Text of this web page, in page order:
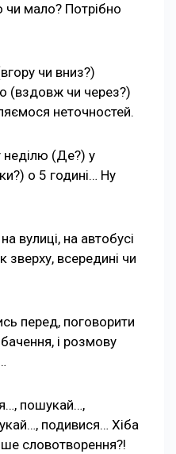
чи мало? Потрібно
чи вниз?)
(вздовж чи через?)
неточностей.
неділю (Де?) у
о 5 годині… Ну
вулиці, на автобусі
зверху, всередині чи
перед, поговорити
і розмову
пошукай…,
подивися… Хіба
словотворення?!